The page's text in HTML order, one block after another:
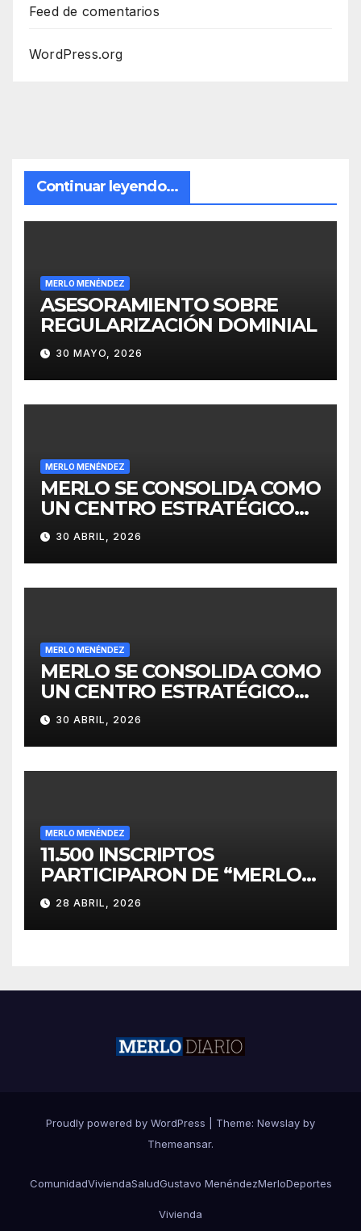
Feed de comentarios
WordPress.org
Continuar leyendo...
MERLO MENÉNDEZ
ASESORAMIENTO SOBRE
REGULARIZACIÓN DOMINIAL
30 MAYO, 2026
MERLO MENÉNDEZ
MERLO SE CONSOLIDA COMO
UN CENTRO ESTRATÉGICO
PARA EL DESARROLLO DE
INVERSIONES
30 ABRIL, 2026
MERLO MENÉNDEZ
MERLO SE CONSOLIDA COMO
UN CENTRO ESTRATÉGICO
PARA EL DESARROLLO DE
INVERSIONES
30 ABRIL, 2026
MERLO MENÉNDEZ
11.500 INSCRIPTOS
PARTICIPARON DE “MERLO
CORRE POR MALVINAS”
28 ABRIL, 2026
Proudly powered by WordPress Theme: Newslay by
Themeansar.
ComunidadViviendaSaludGustavo MenéndezMerloDeportes
Vivienda